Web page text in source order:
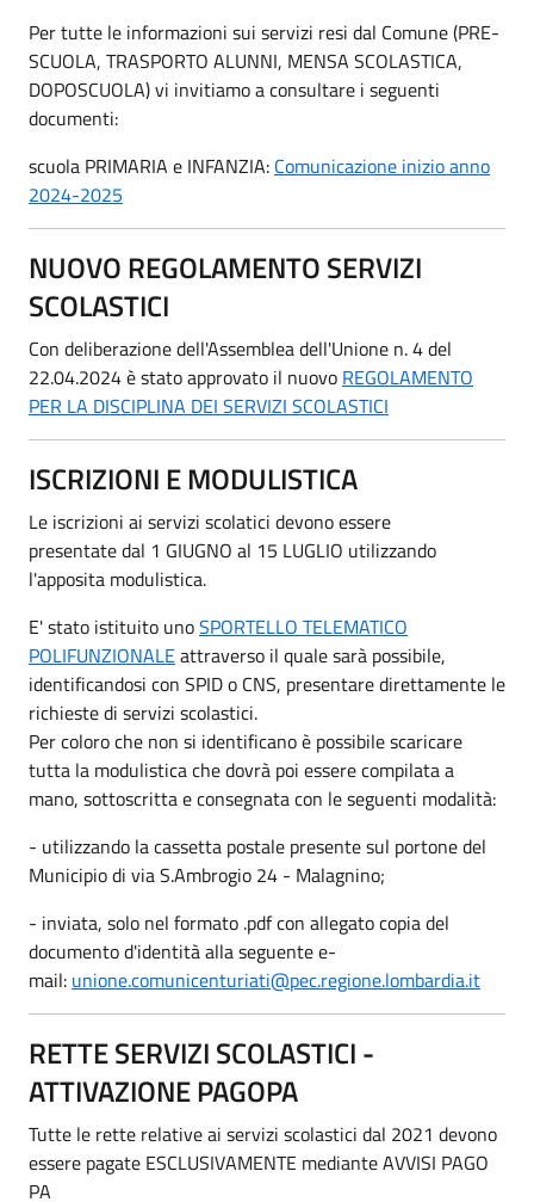
Per tutte le informazioni sui servizi resi dal Comune (PRE-
SCUOLA, TRASPORTO ALUNNI, MENSA SCOLASTICA,
DOPOSCUOLA) vi invitiamo a consultare i seguenti
documenti:
scuola PRIMARIA e INFANZIA: Comunicazione inizio anno
2024-2025
NUOVO REGOLAMENTO SERVIZI
SCOLASTICI
Con deliberazione dell'Assemblea dell'Unione n. 4 del
22.04.2024 è stato approvato il nuovo REGOLAMENTO
PER LA DISCIPLINA DEI SERVIZI SCOLASTICI
ISCRIZIONI E MODULISTICA
Le iscrizioni ai servizi scolatici devono essere
presentate dal 1 GIUGNO al 15 LUGLIO utilizzando
l'apposita modulistica.
E' stato istituito unoSPORTELLO TELEMATICO
POLIFUNZIONALEattraverso il quale sarà possibile,
identificandosi con SPID o CNS, presentare direttamente le
richieste di servizi scolastici.
Per coloro che non si identificano è possibile scaricare
tutta la modulistica che dovrà poi essere compilata a
mano, sottoscritta e consegnata con le seguenti modalità:
- utilizzando la cassetta postale presente sul portone del
Municipio di via S.Ambrogio 24 - Malagnino;
- inviata, solo nel formato .pdf con allegato copia del
documento d'identità alla seguente e-
mail: unione.comunicenturiati@pec.regione.lombardia.it
RETTE SERVIZI SCOLASTICI -
ATTIVAZIONE PAGOPA
Tutte le rette relative ai servizi scolastici dal 2021 devono
essere pagate ESCLUSIVAMENTE mediante AVVISI PAGO
PA